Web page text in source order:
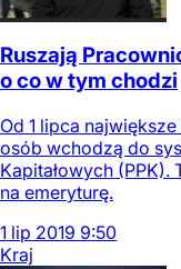
Ruszają
o co w tym chodzi
Od 1 lipca
osób wchodzą do
Kapitałowych
na emeryturę.
1 lip 2019 9:50
Kraj